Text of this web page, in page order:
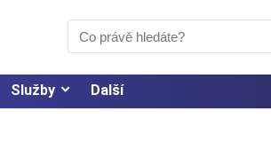
Služby Další